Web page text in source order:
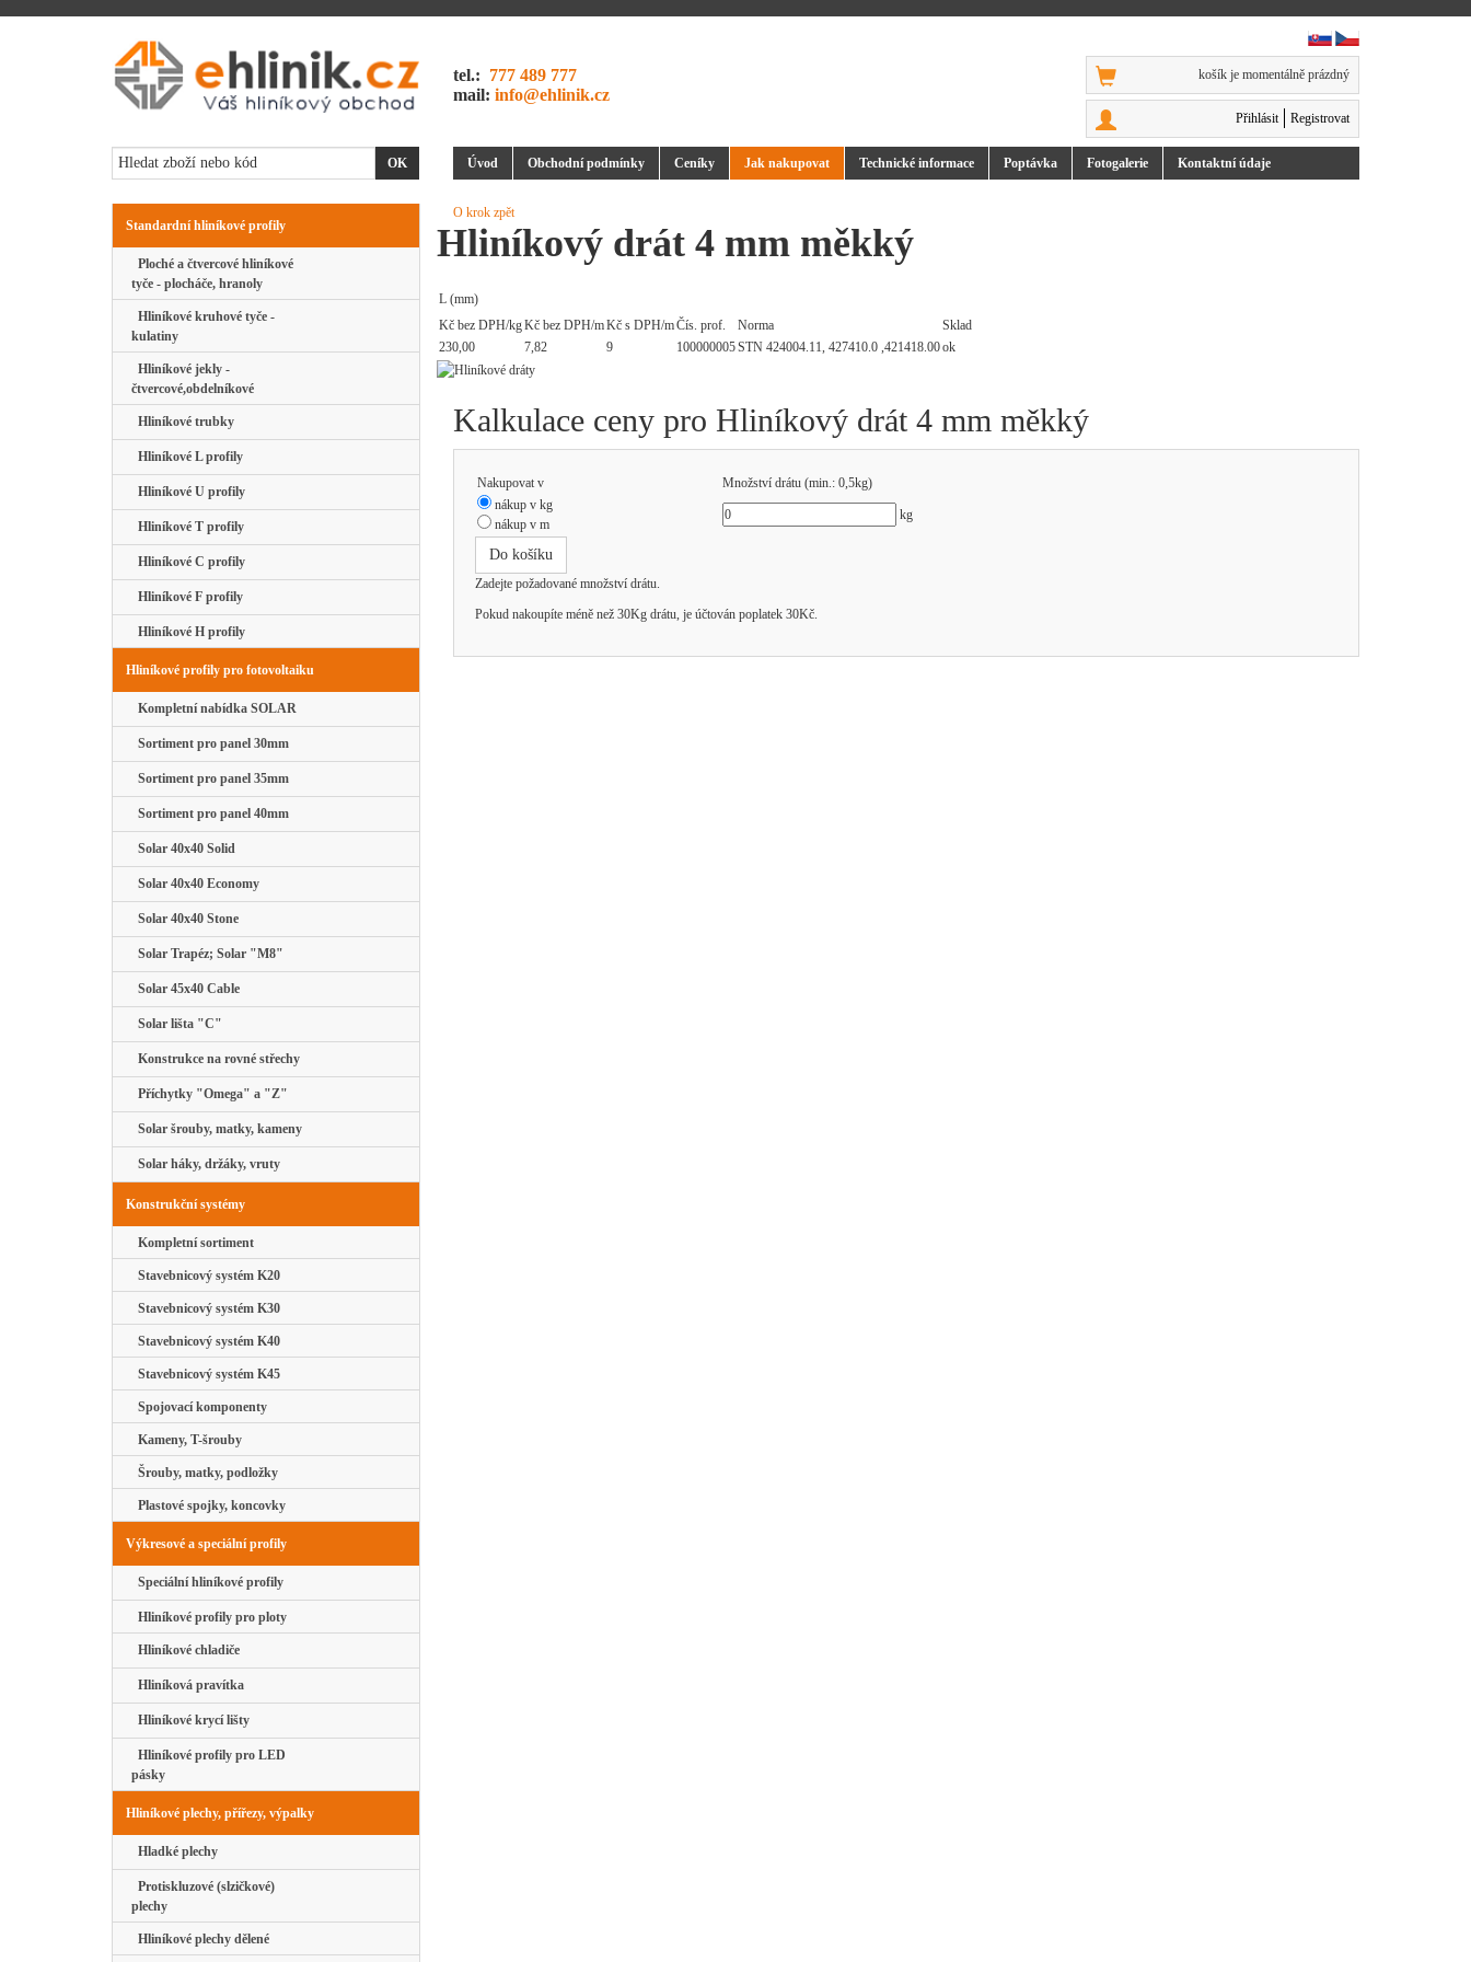
tel.: 777 489 777
mail: info@ehlinik.cz
košík je momentálně prázdný
Přihlásit Registrovat
Úvod Obchodní podmínky Ceníky Jak nakupovat Technické informace Poptávka Fotogalerie Kontaktní údaje
Standardní hliníkové profily
Ploché a čtvercové hliníkové
tyče - plocháče, hranoly
Hliníkové kruhové tyče -
kulatiny
Hliníkové jekly -
čtvercové,obdelníkové
Hliníkové trubky
Hliníkové L profily
Hliníkové U profily
Hliníkové T profily
Hliníkové C profily
Hliníkové F profily
Hliníkové H profily
Hliníkové profily pro fotovoltaiku
Kompletní nabídka SOLAR
Sortiment pro panel 30mm
Sortiment pro panel 35mm
Sortiment pro panel 40mm
Solar 40x40 Solid
Solar 40x40 Economy
Solar 40x40 Stone
Solar Trapéz; Solar "M8"
Solar 45x40 Cable
Solar lišta "C"
Konstrukce na rovné střechy
Příchytky "Omega" a "Z"
Solar šrouby, matky, kameny
Solar háky, držáky, vruty
Konstrukční systémy
Kompletní sortiment
Stavebnicový systém K20
Stavebnicový systém K30
Stavebnicový systém K40
Stavebnicový systém K45
Spojovací komponenty
Kameny, T-šrouby
Šrouby, matky, podložky
Plastové spojky, koncovky
Výkresové a speciální profily
Speciální hliníkové profily
Hliníkové profily pro ploty
Hliníkové chladiče
Hliníková pravítka
Hliníkové krycí lišty
Hliníkové profily pro LED
pásky
Hliníkové plechy, přířezy, výpalky
Hladké plechy
Protiskluzové (slzičkové)
plechy
Hliníkové plechy dělené
O krok zpět
Hliníkový drát 4 mm měkký
L (mm)
Kč bez DPH/kgKč bez DPH/mKč s DPH/mČís. prof. Norma
Sklad
230,00
7,82 9 100000005STN 424004.11, 427410.0 ,421418.00ok
Kalkulace ceny pro Hliníkový drát 4 mm měkký
Nakupovat v Množství drátu (min.: 0,5kg)
nákup v kg
nákup v m
kg
Do košíku
Zadejte požadované množství drátu.
Pokud nakoupíte méně než 30Kg drátu, je účtován poplatek 30Kč.